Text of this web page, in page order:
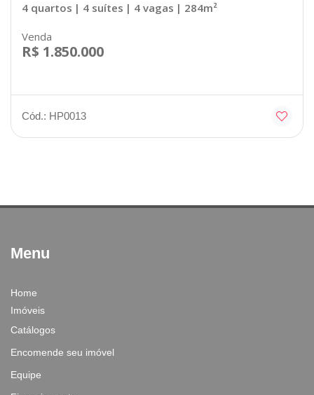
4 quartos | 4 suítes | 4 vagas | 284m²
Venda
R$ 1.850.000
Cód.: HP0013
Menu
Home
Imóveis
Catálogos
Encomende seu imóvel
Equipe